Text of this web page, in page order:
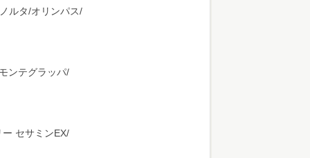
ルタ/オリンパス/
ンテグラッパ/
セサミンEX/